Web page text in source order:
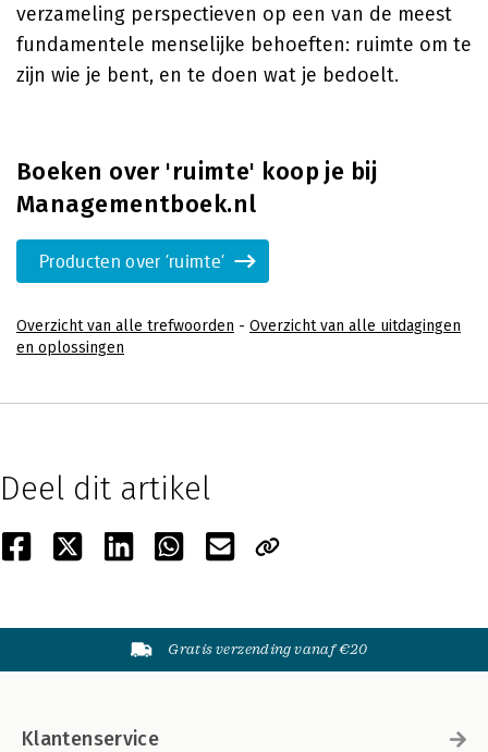
verzameling perspectieven op een van de meest
fundamentele menselijke behoeften: ruimte om te
zijn wie je bent, en te doen wat je bedoelt.
Boeken over 'ruimte' koop je bij
Managementboek.nl
Producten over 'ruimte'
Overzicht van alle trefwoorden - Overzicht van alle uitdagingen
en oplossingen
Deel dit artikel
Gratis verzending vanaf €20
Klantenservice